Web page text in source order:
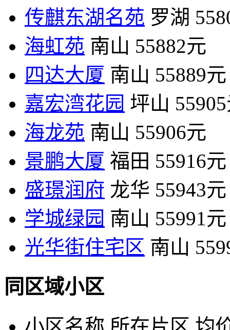
传麒东湖名苑 罗湖
海虹苑 南山 55882元
四达大厦 南山 55889元
嘉宏湾花园 坪山
海龙苑 南山 55906元
景鹏大厦 福田 55916元
盛璟润府 龙华 55943元
学城绿园 南山 55991元
光华街住宅区 南山
同区域小区